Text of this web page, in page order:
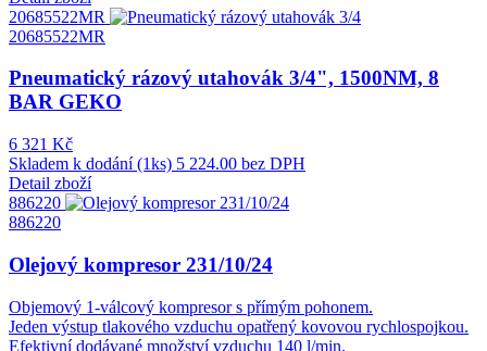
20685522MR
20685522MR
Pneumatický rázový utahovák 3/4", 1500NM, 8
BAR GEKO
6 321 Kč
Skladem k dodání (1ks) 5 224.00 bez DPH
Detail zboží
886220
886220
Olejový kompresor 231/10/24
Objemový 1-válcový kompresor s přímým pohonem.
Jeden výstup tlakového vzduchu opatřený kovovou rychlospojkou.
Efektivní dodávané množství vzduchu 140 l/min.